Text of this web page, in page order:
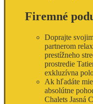
Firemné
Doprajte
partnerom
prestížneho
prostredie
exkluzívna
Ak hľadáte
absolútne
Chalets Jasná